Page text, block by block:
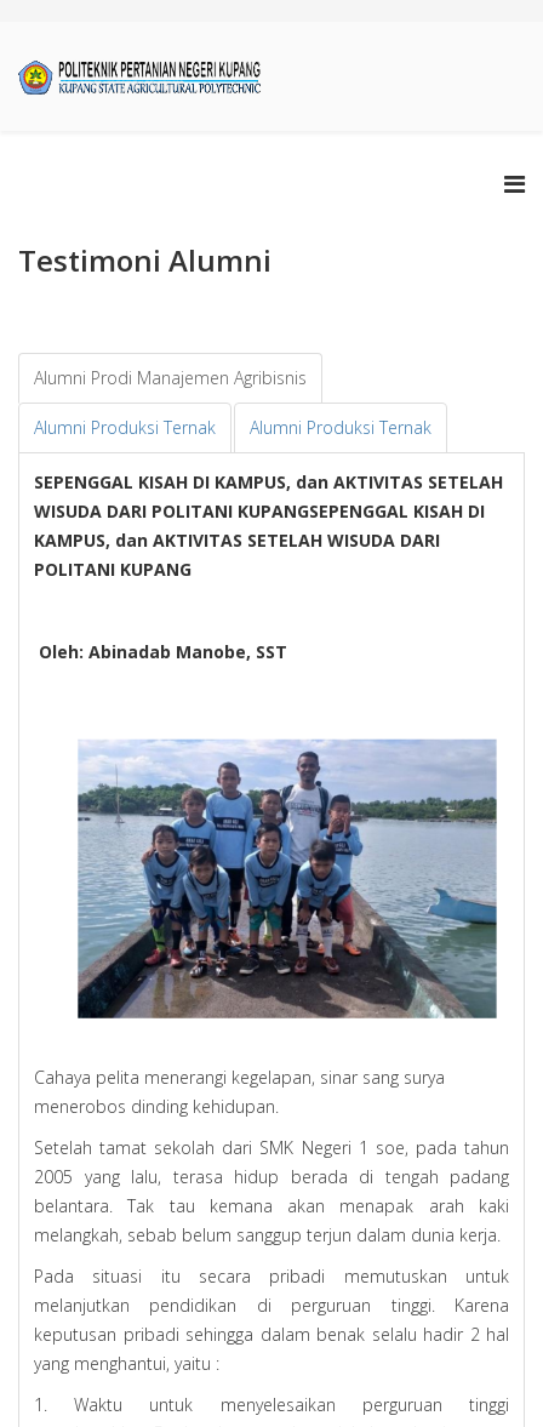
Testimoni Alumni
Alumni Prodi Manajemen Agribisnis
Alumni Produksi Ternak Alumni Produksi Ternak
SEPENGGAL KISAH DI KAMPUS, dan AKTIVITAS SETELAH
WISUDA DARI POLITANI KUPANGSEPENGGAL KISAH DI
KAMPUS, dan AKTIVITAS SETELAH WISUDA DARI
POLITANI KUPANG
Oleh: Abinadab Manobe, SST
Cahaya pelita menerangi kegelapan, sinar sang surya
menerobos dinding kehidupan.
Setelah tamat sekolah dari SMK Negeri 1 soe, pada tahun
2005 yang lalu, terasa hidup berada di tengah padang
belantara. Tak tau kemana akan menapak arah kaki
melangkah, sebab belum sanggup terjun dalam dunia kerja.
Pada situasi itu secara pribadi memutuskan untuk
melanjutkan pendidikan di perguruan tinggi. Karena
keputusan pribadi sehingga dalam benak selalu hadir 2 hal
yang menghantui, yaitu :
1. Waktu untuk menyelesaikan perguruan tinggi